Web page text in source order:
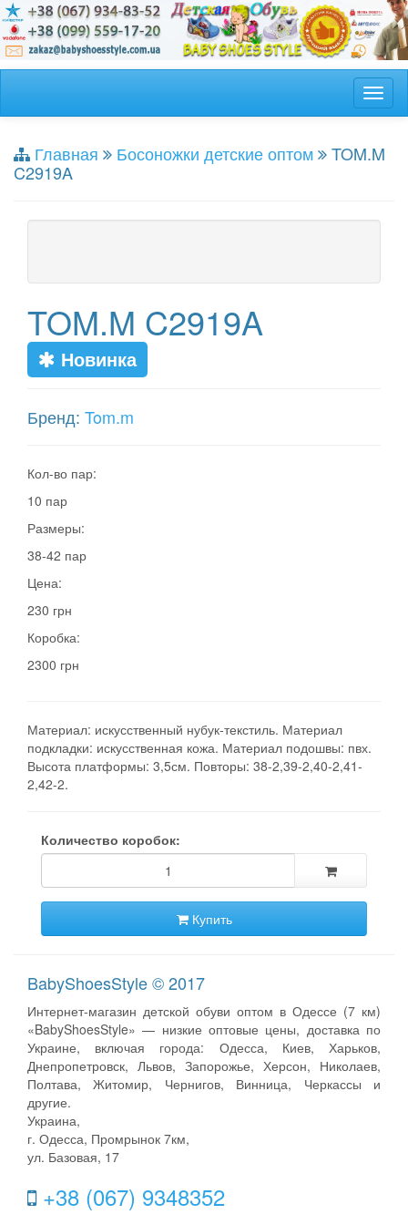
Главная Босоножки детские оптом
TOM.M
C2919A
TOM.M C2919A
Новинка
Бренд: Tom.m
Кол-во пар:
10 пар
Размеры:
38-42 пар
Цена:
230 грн
Коробка:
2300 грн
Материал: искусственный нубук-текстиль. Материал
подкладки: искусственная кожа. Материал подошвы: пвх.
Высота платформы: 3,5см. Повторы: 38-2,39-2,40-2,41-
2,42-2.
Количество коробок:
Купить
BabyShoesStyle © 2017
Интернет-магазин детской обуви оптом в Одессе (7 км)
«BabyShoesStyle» — низкие оптовые цены, доставка по
Украине, включая города: Одесса, Киев, Харьков,
Днепропетровск, Львов, Запорожье, Херсон, Николаев,
Полтава, Житомир, Чернигов, Винница, Черкассы и
другие.
Украина,
г. Одесса, Промрынок 7км,
ул. Базовая, 17
+38 (067) 9348352